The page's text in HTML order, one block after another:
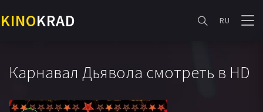
KINOKRAD RU
Карнавал Дьявола смотреть в HD